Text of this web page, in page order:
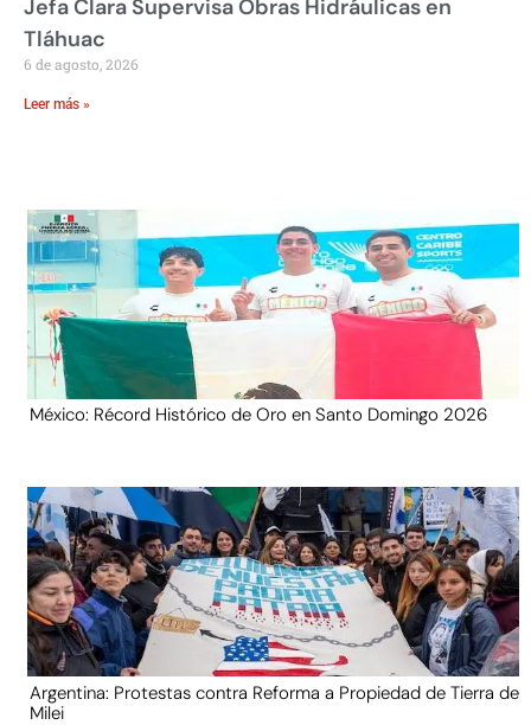
Jefa Clara Supervisa Obras Hidráulicas en
Tláhuac
6 de agosto, 2026
Leer más »
México: Récord Histórico de Oro en Santo Domingo 2026
Argentina: Protestas contra Reforma a Propiedad de Tierra de
Milei